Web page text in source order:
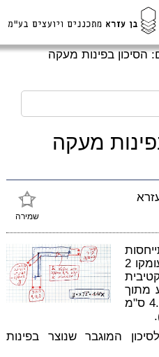
הסיכון בפינות מעקה
מעקה
שמירה
לשאלה, האם מדרך אופקי, שעומקו 2
מתוך
תקן 6250), או שרק מדרך בן 4.5 ס"מ
המוגבר שנוצר בפינות